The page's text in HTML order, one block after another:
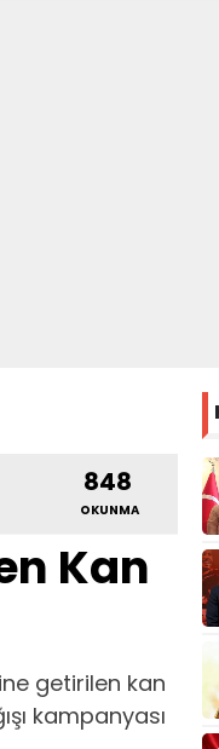
848
OKUNMA
Kan
getirilen kan
kampanyası